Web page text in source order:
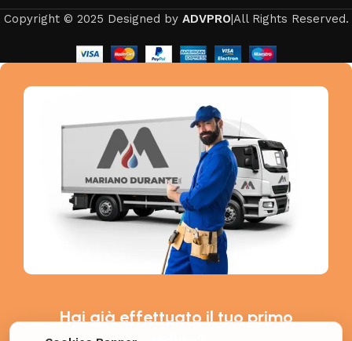
Copyright © 2025 Designed by ADVPRO|All Rights Reserved.
Hai già effettuato il tuo primo